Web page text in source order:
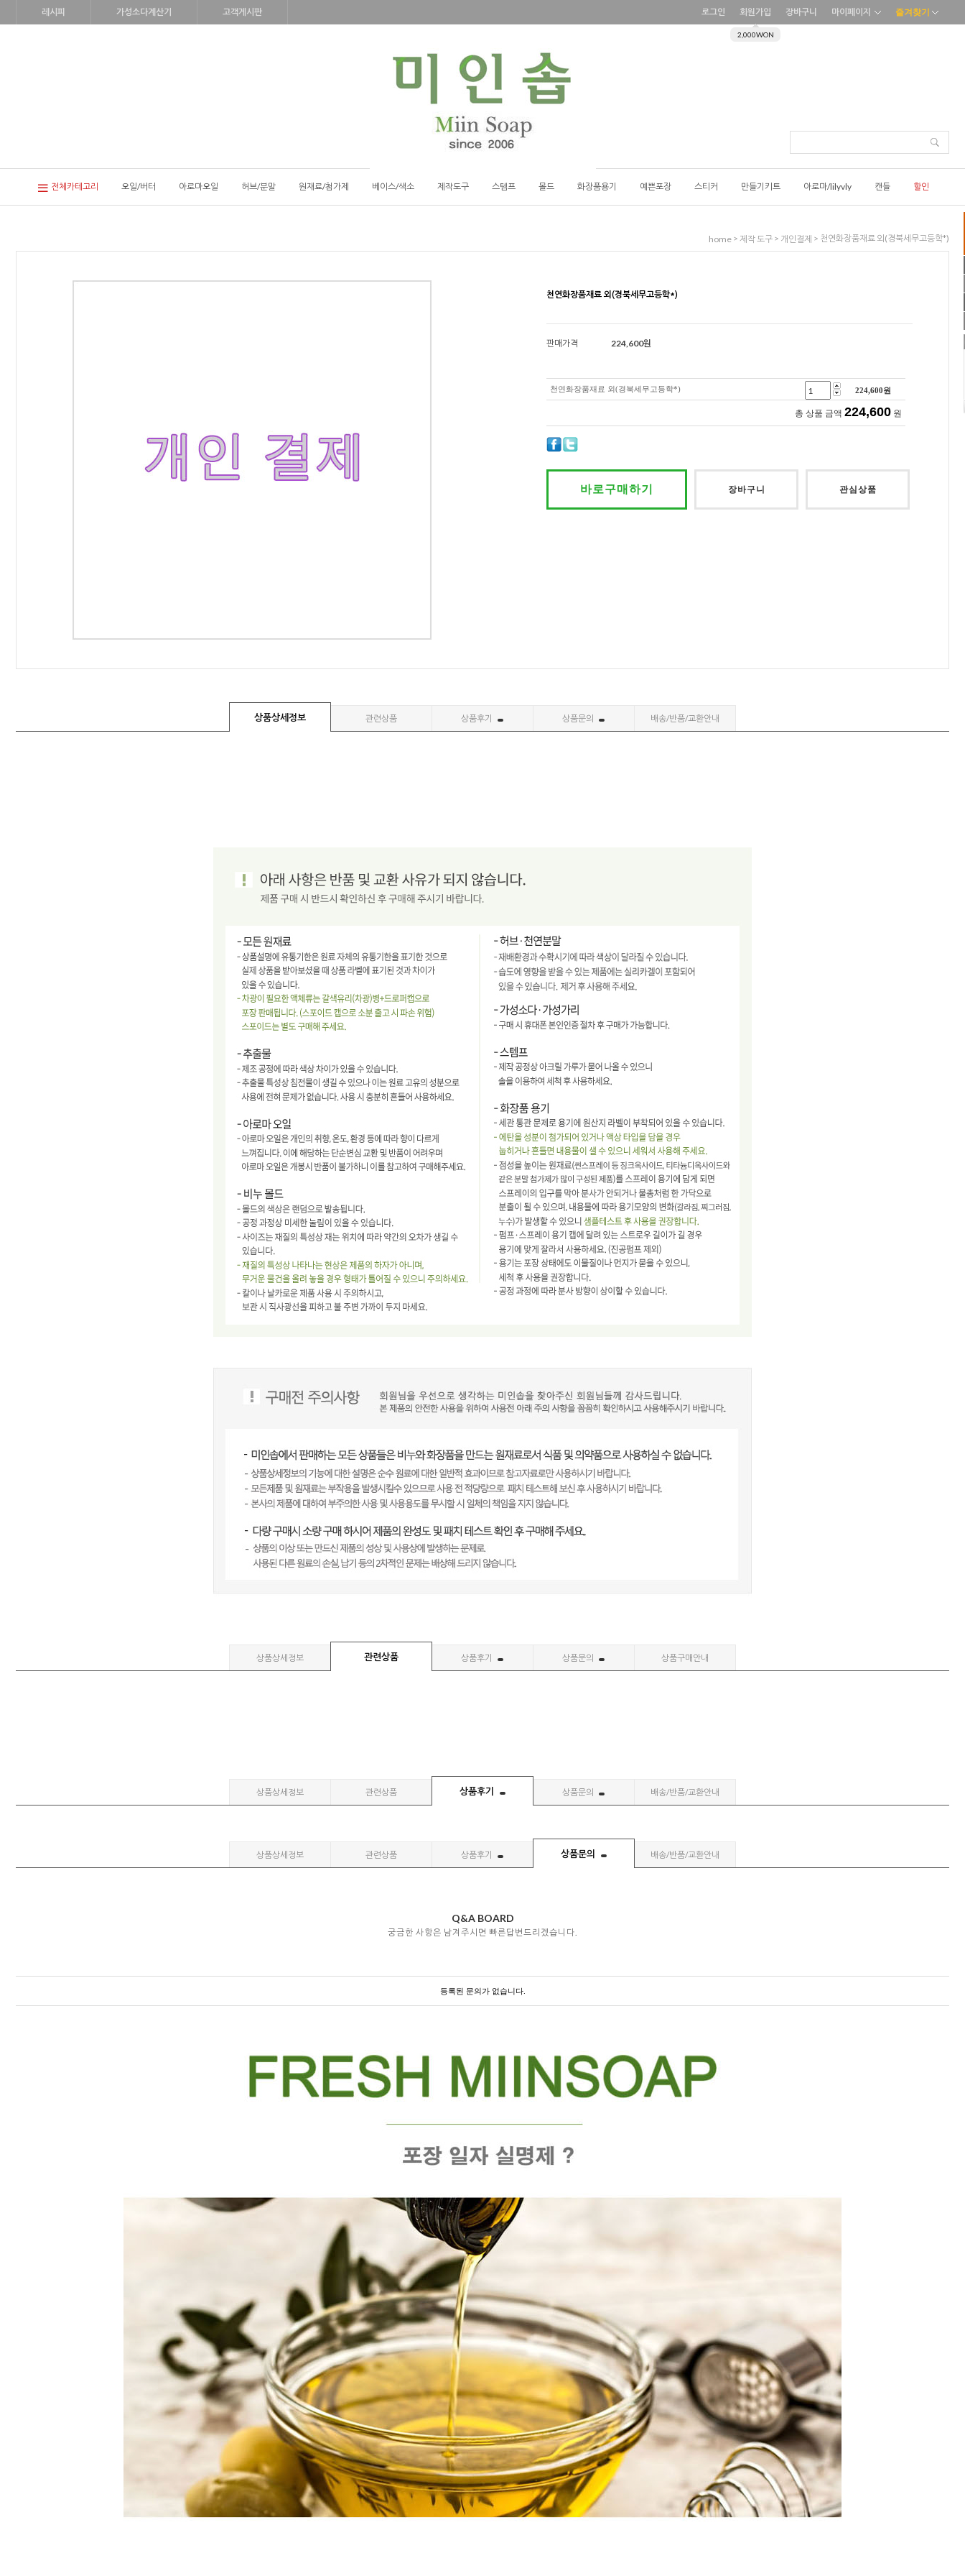
레시피 가성소다계산기 고객게시판 로그인 회원가입
2,000WON
장바구니 마이페이지 즐겨찾기
전체카테고리 오일/버터 아로마오일 허브/분말 원재료/첨가제 베이스/색소 제작도구 스템프 몰드 화장품용기 예쁜포장 스티커 만들기키트 아로마/lilyvly 캔들 할인
home > 제작 도구 > 개인결제 > 천연화장품재료 외(경북세무고등학*)
천연화장품재료 외(경북세무고등학*)
판매가격 224,600원
천연화장품재료 외(경북세무고등학*) 224,600원
총 상품 금액 224,600 원
바로구매하기 장바구니 관심상품
상품상세정보 관련상품 상품후기 상품문의 배송/반품/교환안내
상품상세정보 관련상품 상품후기 상품문의 상품구매안내
상품상세정보 관련상품 상품후기 상품문의 배송/반품/교환안내
상품상세정보 관련상품 상품후기 상품문의 배송/반품/교환안내
Q&A BOARD
궁금한 사항은 남겨주시면 빠른답변드리겠습니다.
등록된 문의가 없습니다.